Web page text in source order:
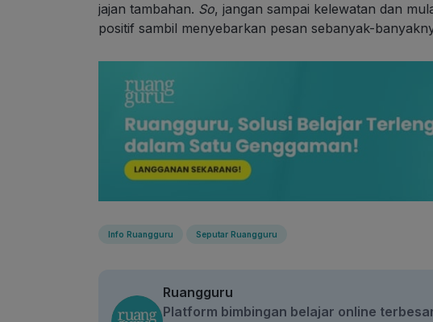
jajan tambahan. So, jangan sampai kelewatan dan
positif sambil menyebarkan pesan sebanyak-
Info Ruangguru Seputar Ruangguru
Ruangguru
Platform bimbingan belajar online